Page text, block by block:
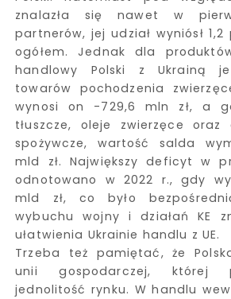
znalazła się nawet w
partnerów, jej udział wyniósł
ogółem. Jednak dla
handlowy Polski z Ukrainą
towarów pochodzenia
wynosi on -729,6 mln zł, a
tłuszcze, oleje zwierzęce oraz
spożywcze, wartość salda
mld zł. Największy deficyt w
odnotowano w 2022 r., gdy
mld zł, co było
wybuchu wojny i działań KE
ułatwienia Ukrainie handlu z UE.
Trzeba też pamiętać, że
unii gospodarczej, której
jednolitość rynku. W handlu